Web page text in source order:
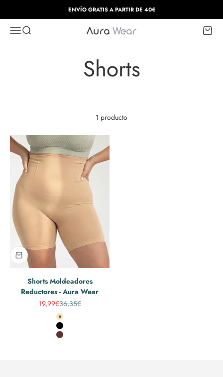
ENVÍO GRATIS A PARTIR DE 40€
Abrir menú de navegación
Abrir búsqueda Aura Wear Abrir
1 producto
Shorts Moldeadores
Reductores - Aura Wear
Precio de oferta
19,99€Precio normal
36,35€
Beige
Negro
Marrón